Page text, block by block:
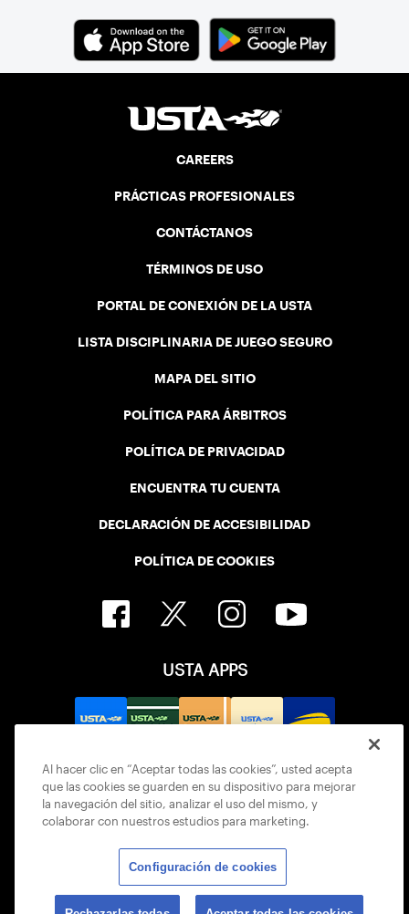
CAREERS
PRÁCTICAS PROFESIONALES
CONTÁCTANOS
TÉRMINOS DE USO
PORTAL DE CONEXIÓN DE LA USTA
LISTA DISCIPLINARIA DE JUEGO SEGURO
MAPA DEL SITIO
POLÍTICA PARA ÁRBITROS
POLÍTICA DE PRIVACIDAD
ENCUENTRA TU CUENTA
DECLARACIÓN DE ACCESIBILIDAD
POLÍTICA DE COOKIES
USTA APPS
© 2026 USTA ALL RIGHTS RESERVED
Al hacer clic en “Aceptar todas las cookies”, usted acepta
que las cookies se guarden en su dispositivo para mejorar
la navegación del sitio, analizar el uso del mismo, y
colaborar con nuestros estudios para marketing.
Configuración de cookies